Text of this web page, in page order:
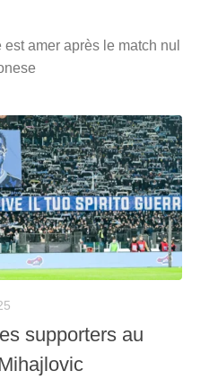
amer après le match nul
supporters au